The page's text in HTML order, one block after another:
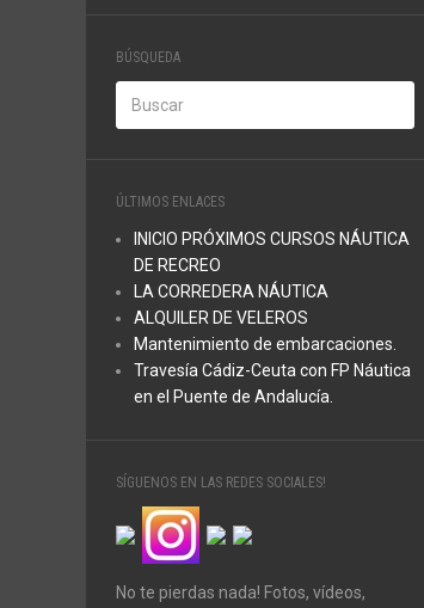
BÚSQUEDA
ÚLTIMOS ENLACES
INICIO PRÓXIMOS CURSOS NÁUTICA
DE RECREO
LA CORREDERA NÁUTICA
ALQUILER DE VELEROS
Mantenimiento de embarcaciones.
Travesía Cádiz-Ceuta con FP Náutica
en el Puente de Andalucía.
SÍGUENOS EN LAS REDES SOCIALES!
No te pierdas nada! Fotos, vídeos,